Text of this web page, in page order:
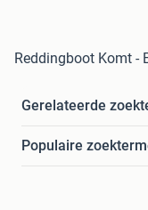
Reddingboot Komt -
Gerelateerde
Populaire